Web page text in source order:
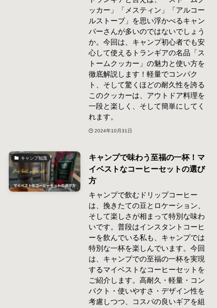
ッカー」「メスティン」「アルコー
ルストーブ」を思い浮かべるキャン
パーさんが多いのではないでしょう
か。今回は、キャンプ初心者でも安
心して使えるトランギアの名品「ス
トームクッカー」の魅力と使い方を
徹底解説します！軽量でコンパク
ト、そして驚くほどの耐久性を誇る
このクッカーは、アウトドア料理を
一段と楽しく、そして簡単にしてく
れます。
2024年10月31日
キャンプ知識
キャンプで味わう至福の一杯！マ
イベストなコーヒーセットの選び
方
キャンプで飲むドリップコーヒー
は、挽きたての豆とロケーション、
そして楽しさが相まって特別な味わ
いです。普段はインスタントコーヒ
ーを飲んでいる私も、キャンプでは
特別な一杯を楽しんでいます。今回
は、キャンプでの至福の一杯を実現
するマイベストなコーヒーセットを
ご紹介します。高耐久・軽量・コン
パクト・使いやすさ・デザイン性を
考慮しつつ、コスパの良いギアを組